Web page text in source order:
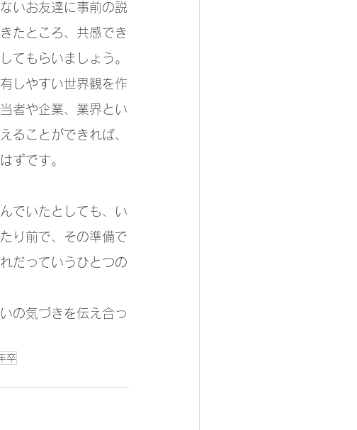
いお友達に事前の説
たところ、共感でき
てもらいましょう。
しやすい世界観を作
者や企業、業界とい
ることができれば、
ずです。
でいたとしても、い
り前で、その準備で
だっていうひとつの
の気づきを伝え合っ
卒